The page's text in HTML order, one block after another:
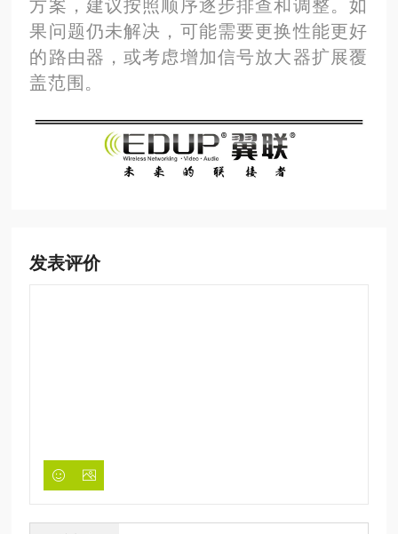
方案，建议按照顺序逐步排查和调整。如
果问题仍未解决，可能需要更换性能更好
的路由器，或考虑增加信号放大器扩展覆
盖范围。
发表评价